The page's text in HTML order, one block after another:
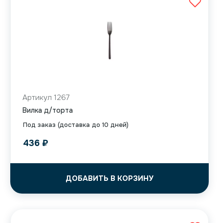
Под заказ (доставка до 10 дней)
Артикул 1267
Вилка д/торта
436 ₽
ДОБАВИТЬ В КОРЗИНУ